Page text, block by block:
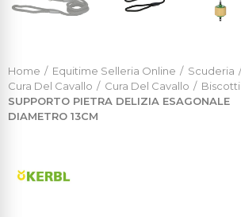
Home Equitime Selleria Online
Scuderia
Cura Del Cavallo
Cura Del Cavallo
Biscotti
SUPPORTO PIETRA DELIZIA ESAGONALE
DIAMETRO 13CM